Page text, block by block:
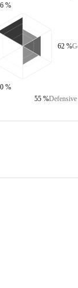
%
0 %
62 %
55 %